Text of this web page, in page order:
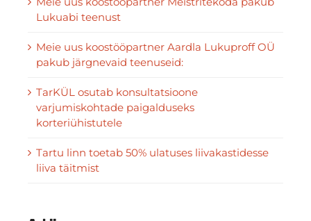
Lukuabi teenust
Meie uus koostööpartner Aardla Lukuproff OÜ
pakub järgnevaid teenuseid:
TarKÜL osutab konsultatsioone
varjumiskohtade paigalduseks
korteriühistutele
Tartu linn toetab 50% ulatuses liivakastidesse
liiva täitmist